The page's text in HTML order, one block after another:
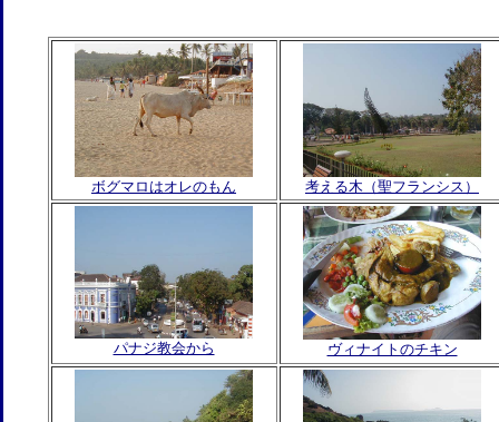
ボグマロはオレのもん 考える木（聖フランシス）
パナジ教会から ヴィナイトのチキン